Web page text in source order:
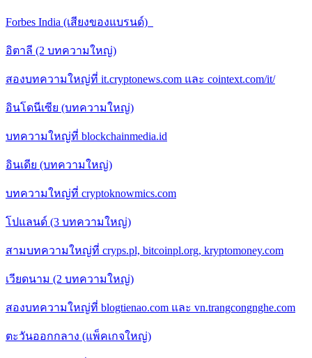
Forbes India (เสียงของแบรนด์)
อิตาลี (2 บทความใหญ่)
สองบทความใหญ่ที่ it.cryptonews.com และ cointext.com/it/
อินโดนีเซีย (บทความใหญ่)
บทความใหญ่ที่ blockchainmedia.id
อินเดีย (บทความใหญ่)
บทความใหญ่ที่ cryptoknowmics.com
โปแลนด์ (3 บทความใหญ่)
สามบทความใหญ่ที่ cryps.pl, bitcoinpl.org, kryptomoney.com
เวียดนาม (2 บทความใหญ่)
สองบทความใหญ่ที่ blogtienao.com และ vn.trangcongnghe.com
ตะวันออกกลาง (แพ็คเกจใหญ่)